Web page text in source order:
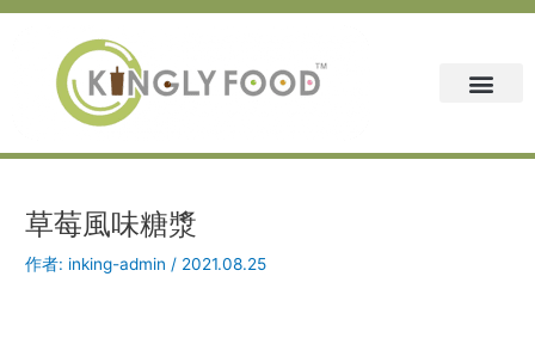
跳
草莓風味糖漿
作者: inking-admin / 2021.08.25
Post
navigation